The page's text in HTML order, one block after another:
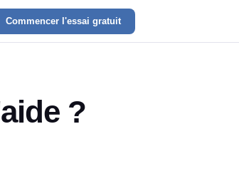
Commencer l'essai gratuit
?